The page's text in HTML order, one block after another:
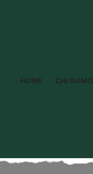
HOME CHI SIAMO